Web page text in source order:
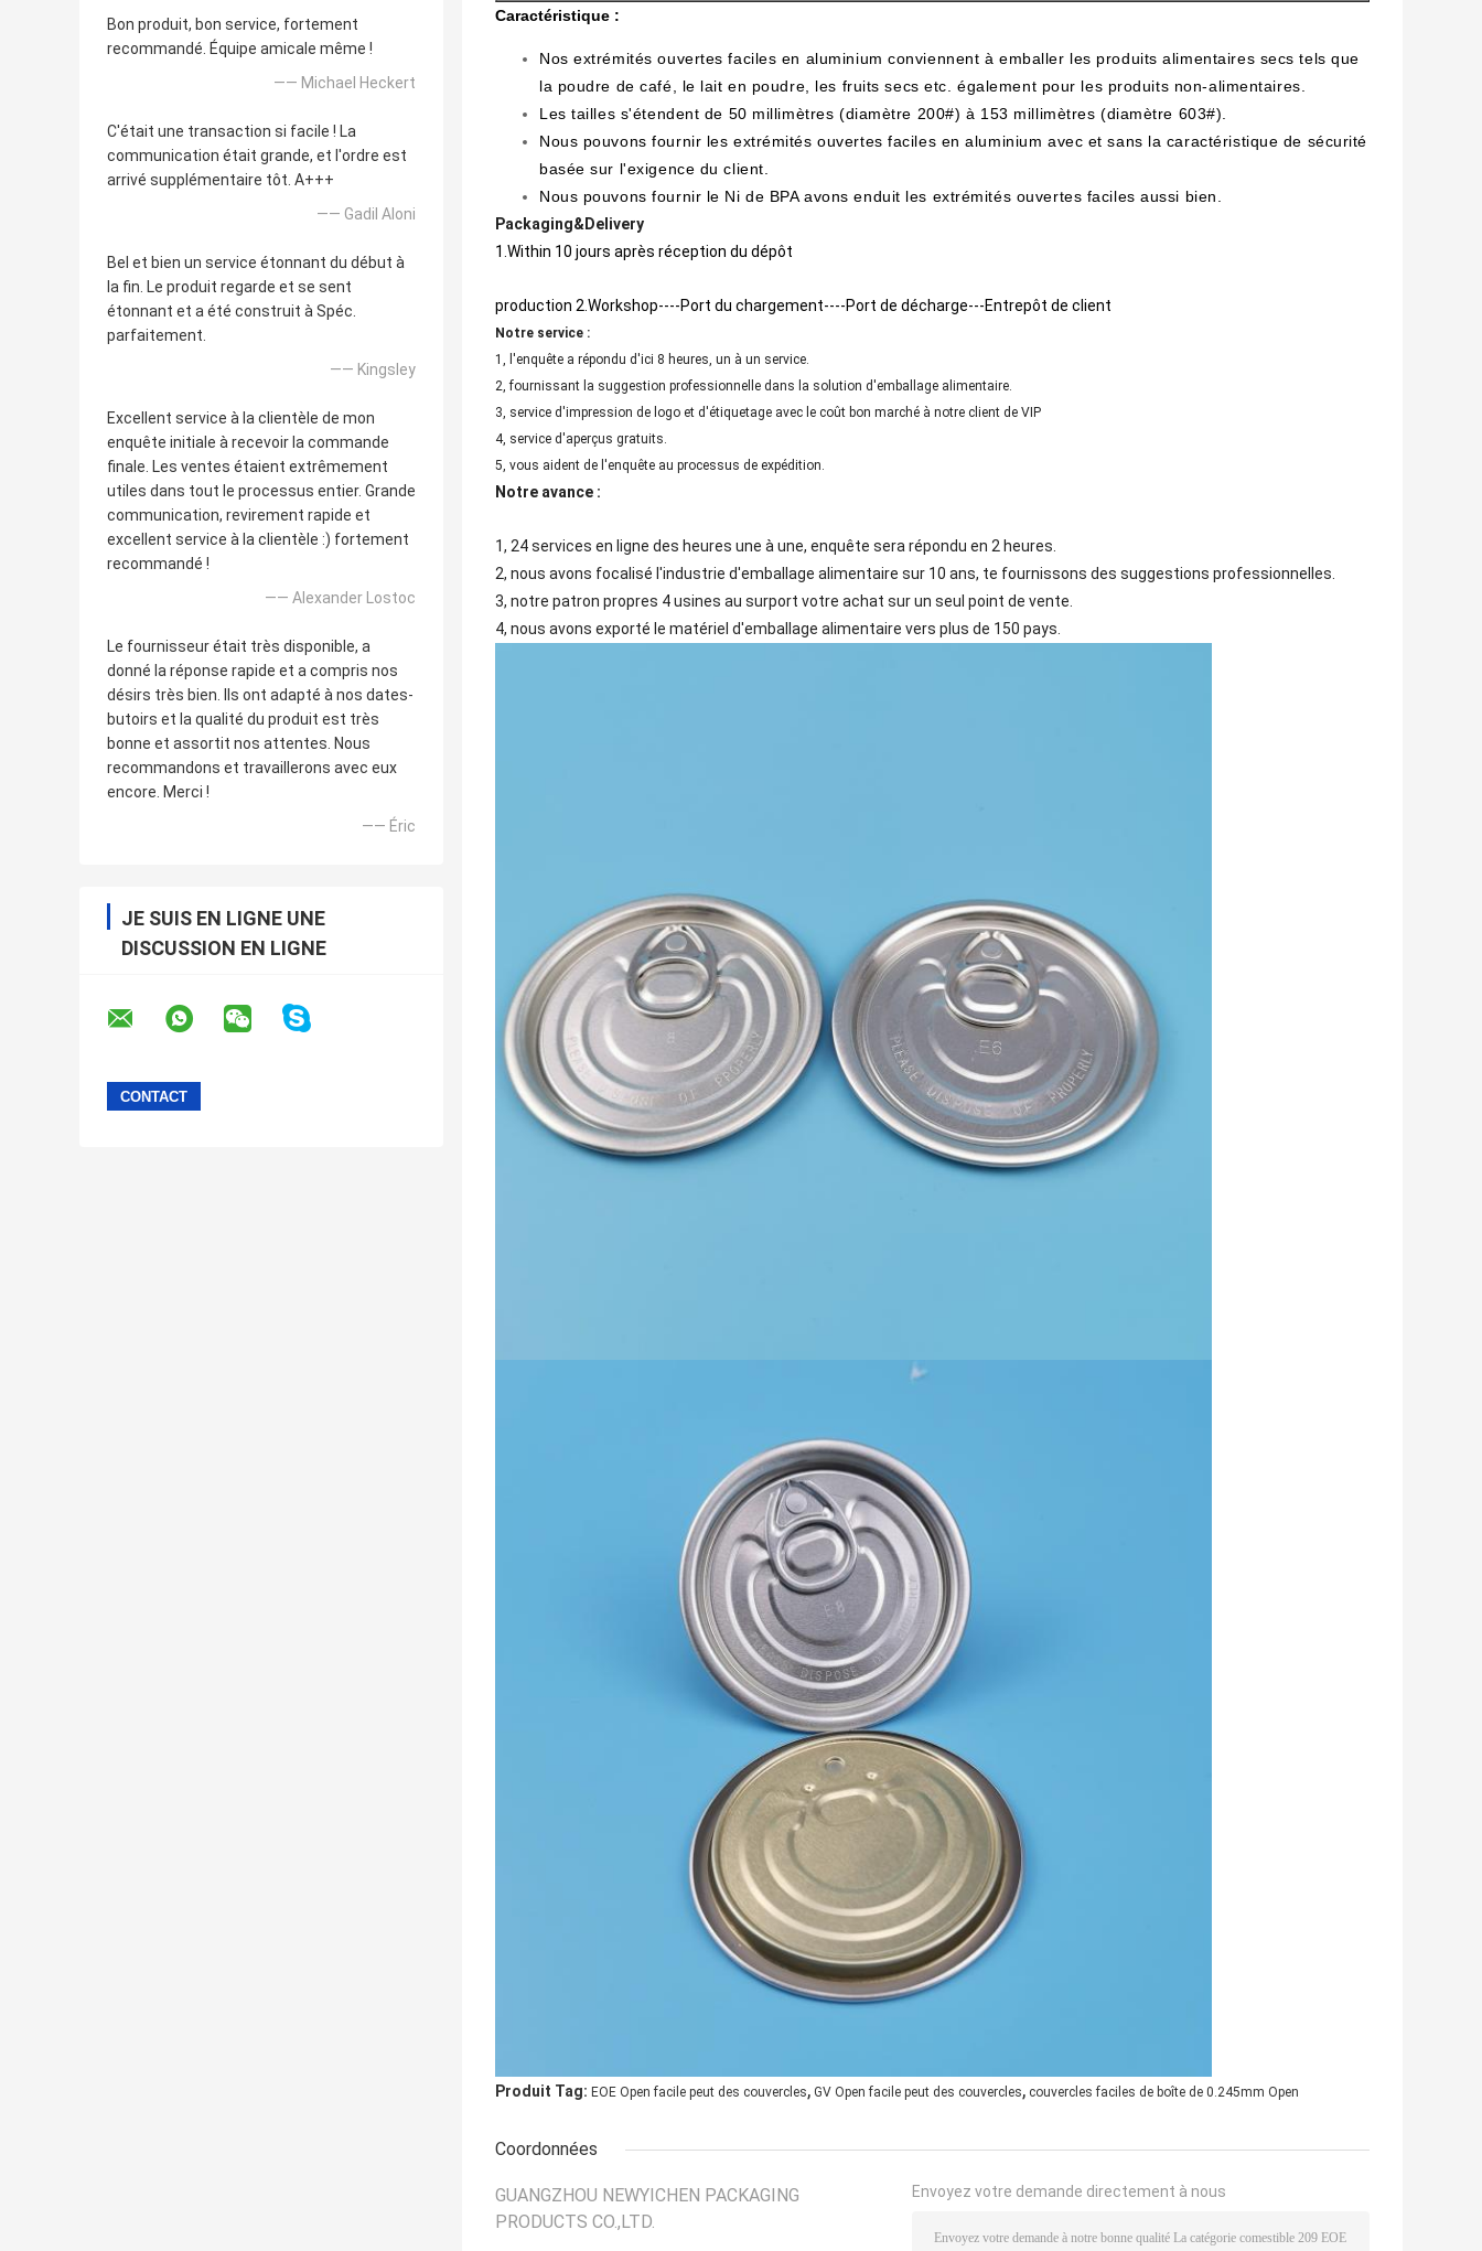
Bon produit, bon service, fortement
recommandé. Équipe amicale même !
—— Michael Heckert
C'était une transaction si facile ! La
communication était grande, et l'ordre est
arrivé supplémentaire tôt. A+++
—— GadiI Aloni
Bel et bien un service étonnant du début à
la fin. Le produit regarde et se sent
étonnant et a été construit à Spéc.
parfaitement.
—— Kingsley
Excellent service à la clientèle de mon
enquête initiale à recevoir la commande
finale. Les ventes étaient extrêmement
utiles dans tout le processus entier. Grande
communication, revirement rapide et
excellent service à la clientèle :) fortement
recommandé !
—— Alexander Lostoc
Le fournisseur était très disponible, a
donné la réponse rapide et a compris nos
désirs très bien. Ils ont adapté à nos dates-
butoirs et la qualité du produit est très
bonne et assortit nos attentes. Nous
recommandons et travaillerons avec eux
encore. Merci !
—— Éric
JE SUIS EN LIGNE UNE
DISCUSSION EN LIGNE
Caractéristique :
Nos extrémités ouvertes faciles en aluminium conviennent à emballer les produits alimentaires secs tels que
la poudre de café, le lait en poudre, les fruits secs etc. également pour les produits non-alimentaires.
Les tailles s'étendent de 50 millimètres (diamètre 200#) à 153 millimètres (diamètre 603#).
Nous pouvons fournir les extrémités ouvertes faciles en aluminium avec et sans la caractéristique de sécurité
basée sur l'exigence du client.
Nous pouvons fournir le Ni de BPA avons enduit les extrémités ouvertes faciles aussi bien.
Packaging&Delivery
1.Within 10 jours après réception du dépôt
production 2.Workshop----Port du chargement----Port de décharge---Entrepôt de client
Notre service :
1, l'enquête a répondu d'ici 8 heures, un à un service.
2, fournissant la suggestion professionnelle dans la solution d'emballage alimentaire.
3, service d'impression de logo et d'étiquetage avec le coût bon marché à notre client de VIP
4, service d'aperçus gratuits.
5, vous aident de l'enquête au processus de expédition.
Notre avance :
1, 24 services en ligne des heures une à une, enquête sera répondu en 2 heures.
2, nous avons focalisé l'industrie d'emballage alimentaire sur 10 ans, te fournissons des suggestions professionnelles.
3, notre patron propres 4 usines au surport votre achat sur un seul point de vente.
4, nous avons exporté le matériel d'emballage alimentaire vers plus de 150 pays.
Produit Tag: EOE Open facile peut des couvercles, GV Open facile peut des couvercles, couvercles faciles de boîte de 0.245mm Open
Coordonnées
GUANGZHOU NEWYICHEN PACKAGING
PRODUCTS CO.,LTD.
Envoyez votre demande directement à nous